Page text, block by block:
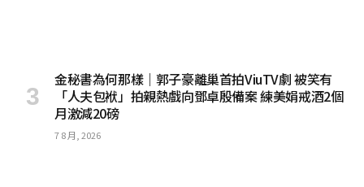
金秘書為何那樣｜郭子豪離巢首拍ViuTV劇 被笑有
「人夫包袱」拍親熱戲向鄧卓殷備案 練美娟戒酒2個
月激減20磅
7 8 月, 2026